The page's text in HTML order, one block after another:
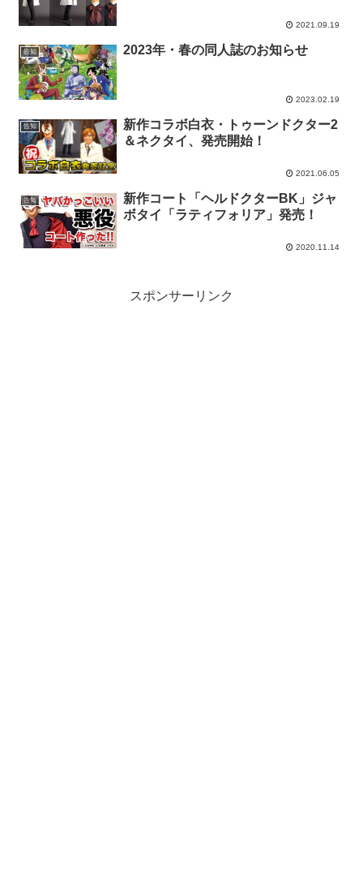
2021.09.19
告知 2023年・春の同人誌のお知らせ
2023.02.19
告知
新作コラボ白衣・トゥーンドクター2
＆ネクタイ、発売開始！
2021.06.05
告知
新作コート「ヘルドクターBK」ジャ
ボタイ「ラティフォリア」発売！
2020.11.14
スポンサーリンク